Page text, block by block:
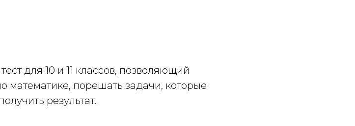
для 10 и 11 классов, позволяющий
порешать задачи, которые
результат.